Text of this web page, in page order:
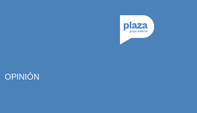
OPINIÓN